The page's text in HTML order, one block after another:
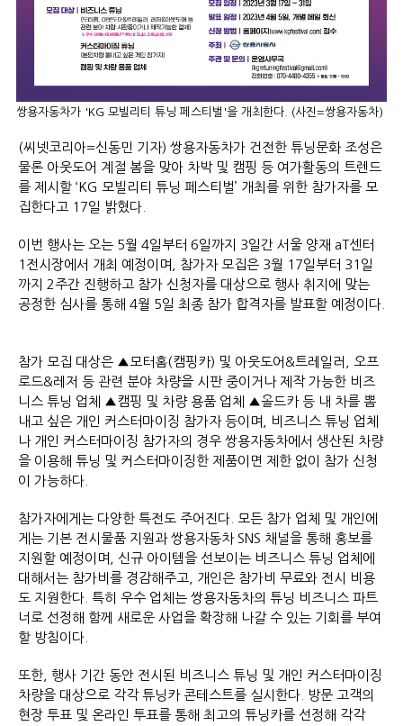
쌍용자동차가 'KG 모빌리티 튜닝 페스티벌'을 개최한다. (사진=쌍용자동차)
(씨넷코리아=신동민 기자) 쌍용자동차가 건전한 튜닝문화 조성은
물론 아웃도어 계절 봄을 맞아 차박 및 캠핑 등 여가활동의 트렌드
를 제시할 ‘KG 모빌리티 튜닝 페스티벌’ 개최를 위한 참가자를 모
집한다고 17일 밝혔다.
이번 행사는 오는 5월 4일부터 6일까지 3일간 서울 양재 aT센터
1전시장에서 개최 예정이며, 참가자 모집은 3월 17일부터 31일
까지 2주간 진행하고 참가 신청자를 대상으로 행사 취지에 맞는
공정한 심사를 통해 4월 5일 최종 참가 합격자를 발표할 예정이다.
참가 모집 대상은 ▲모터홈(캠핑카) 및 아웃도어&트레일러, 오프
로드&레저 등 관련 분야 차량을 시판 중이거나 제작 가능한 비즈
니스 튜닝 업체 ▲캠핑 및 차량 용품 업체 ▲올드카 등 내 차를 뽐
내고 싶은 개인 커스터마이징 참가자 등이며, 비즈니스 튜닝 업체
나 개인 커스터마이징 참가자의 경우 쌍용자동차에서 생산된 차량
을 이용해 튜닝 및 커스터마이징한 제품이면 제한 없이 참가 신청
이 가능하다.
참가자에게는 다양한 특전도 주어진다. 모든 참가 업체 및 개인에
게는 기본 전시물품 지원과 쌍용자동차 SNS 채널을 통해 홍보를
지원할 예정이며, 신규 아이템을 선보이는 비즈니스 튜닝 업체에
대해서는 참가비를 경감해주고, 개인은 참가비 무료와 전시 비용
도 지원한다. 특히 우수 업체는 쌍용자동차의 튜닝 비즈니스 파트
너로 선정해 함께 새로운 사업을 확장해 나갈 수 있는 기회를 부여
할 방침이다.
또한, 행사 기간 동안 전시된 비즈니스 튜닝 및 개인 커스터마이징
차량을 대상으로 각각 튜닝카 콘테스트를 실시한다. 방문 고객의
현장 투표 및 온라인 투표를 통해 최고의 튜닝카를 선정해 각각